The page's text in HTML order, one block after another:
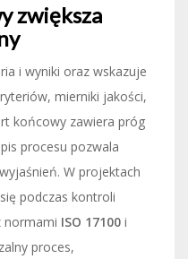
zwiększa
i wyniki oraz wskazuje
mierniki jakości,
końcowy zawiera próg
procesu pozwala
W projektach
podczas kontroli
normami ISO 17100 i
proces,